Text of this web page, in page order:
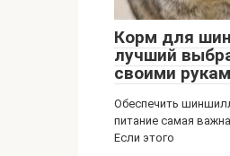
Корм для
лучший
своими
Обеспечить
питание самая
Если этого